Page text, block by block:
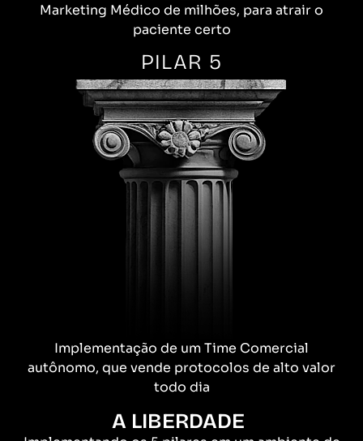
Marketing Médico de milhões, para atrair o
paciente certo
PILAR 5
Implementação de um Time Comercial
autônomo, que vende protocolos de alto valor
todo dia
A LIBERDADE